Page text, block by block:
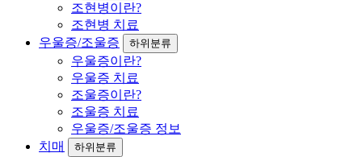
조현병이란?
조현병 치료
우울증/조울증
하위분류
우울증이란?
우울증 치료
조울증이란?
조울증 치료
우울증/조울증 정보
치매
하위분류